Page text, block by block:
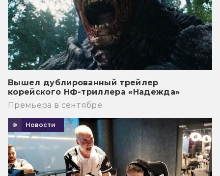
Вышел дублированный трейлер
корейского НФ-триллера «Надежда»
Премьера в сентябре.
Новости